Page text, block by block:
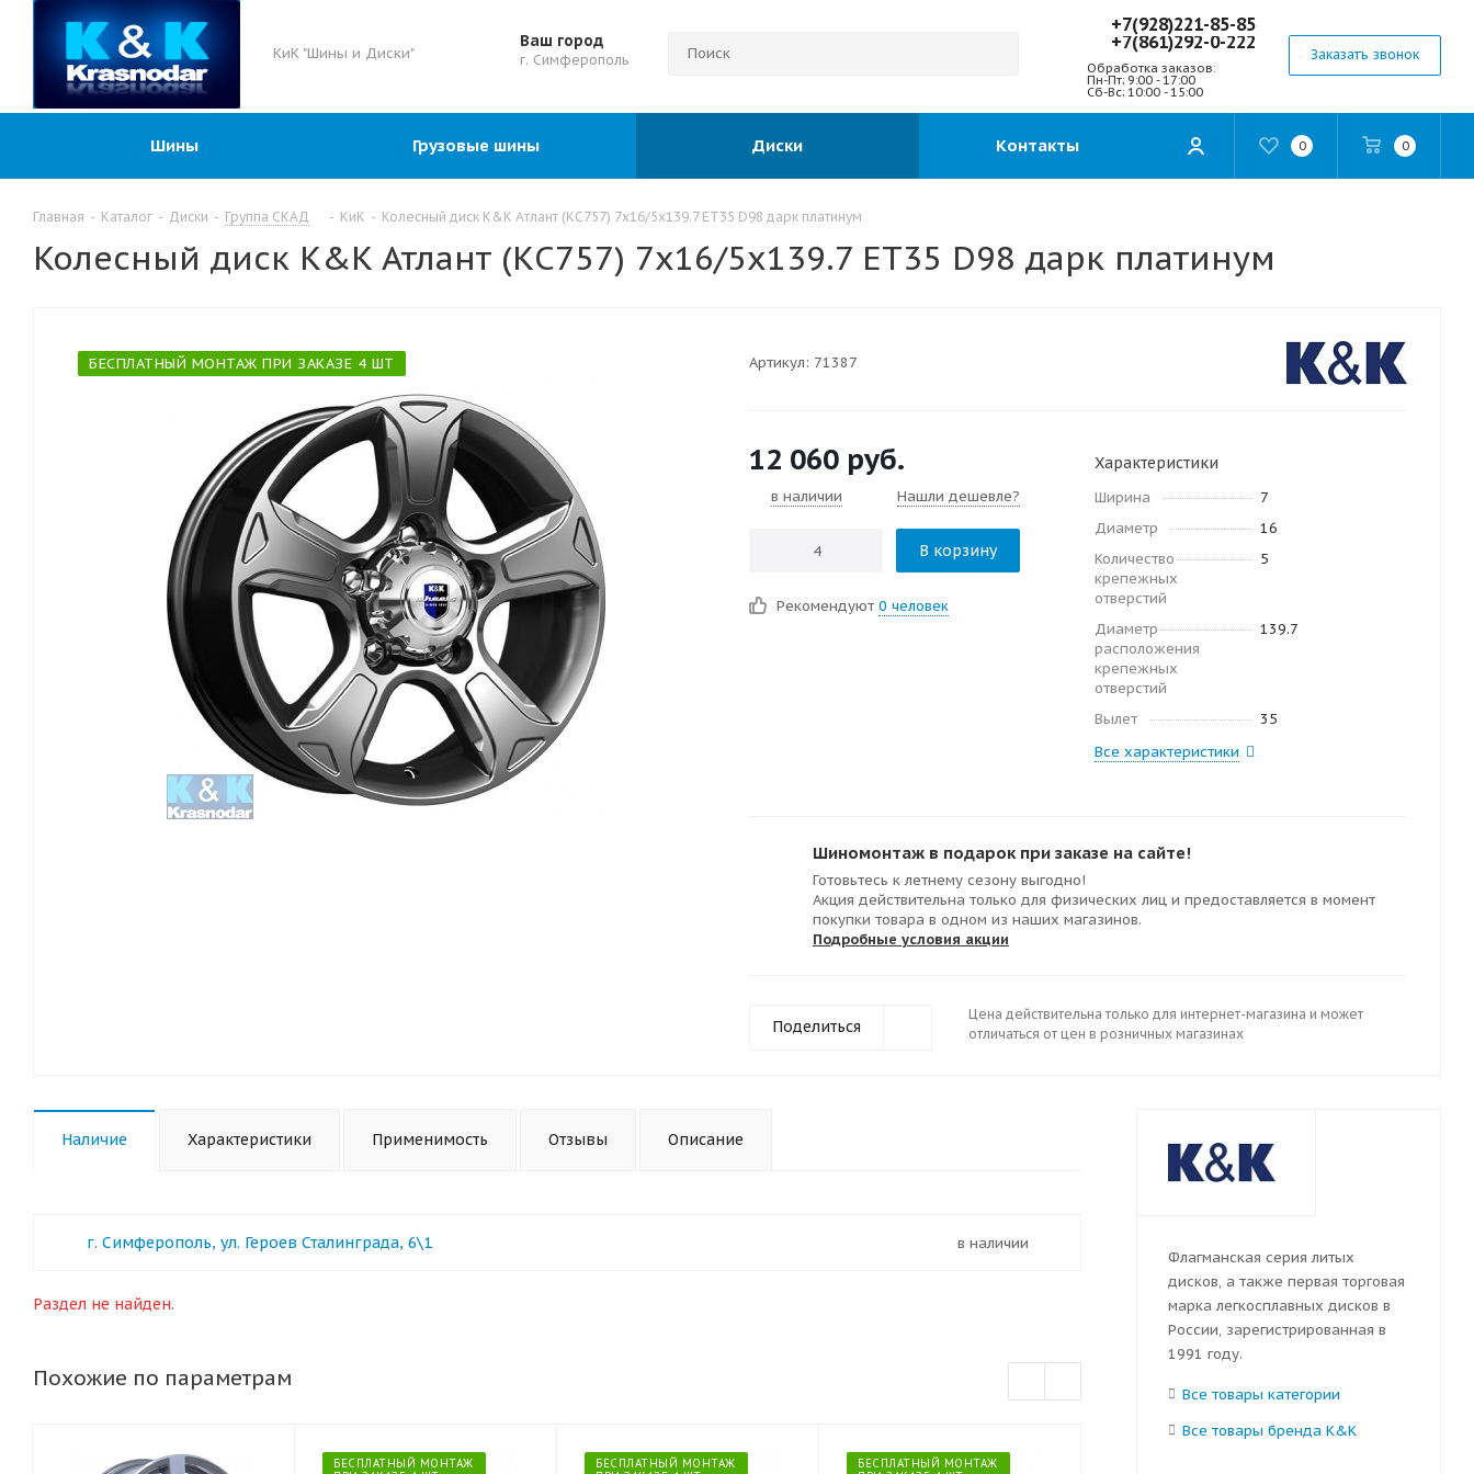
КиК "Шины и Диски"
Ваш город
г. Симферополь
+7(928)221-85-85
+7(861)292-0-222
Обработка заказов:
Пн-Пт; 9:00 - 17:00
Сб-Вс; 10:00 - 15:00
Заказать звонок
0 0
Шины Грузовые шины Диски Контакты
Главная - Каталог - Диски - Группа СКАД - КиК - Колесный диск K&K Атлант (КС757) 7x16/5x139.7 ET35 D98 дарк платинум
Колесный диск K&K Атлант (КС757) 7x16/5x139.7 ET35 D98 дарк платинум
БЕСПЛАТНЫЙ МОНТАЖ ПРИ ЗАКАЗЕ 4 ШТ Артикул: 71387
12 060 руб.
в наличии Нашли дешевле?
В корзину
Рекомендуют 0 человек
Характеристики
Ширина
7
Диаметр
16
Количество
крепежных
отверстий
5
Диаметр
расположения
крепежных
отверстий
139.7
Вылет
35
Все характеристики
Шиномонтаж в подарок при заказе на сайте!
Готовьтесь к летнему сезону выгодно!
Акция действительна только для физических лиц и предоставляется в момент
покупки товара в одном из наших магазинов.
Подробные условия акции
Поделиться
Цена действительна только для интернет-магазина и может
отличаться от цен в розничных магазинах
Наличие Характеристики Применимость Отзывы Описание
в наличии
г. Симферополь, ул. Героев Сталинграда, 6\1
Раздел не найден.
Похожие по параметрам
БЕСПЛАТНЫЙ МОНТАЖ
БЕСПЛАТНЫЙ МОНТАЖ
БЕСПЛАТНЫЙ МОНТАЖ
Флагманская серия литых
дисков, а также первая торговая
марка легкосплавных дисков в
России, зарегистрированная в
1991 году.
Все товары категории
Все товары бренда K&K